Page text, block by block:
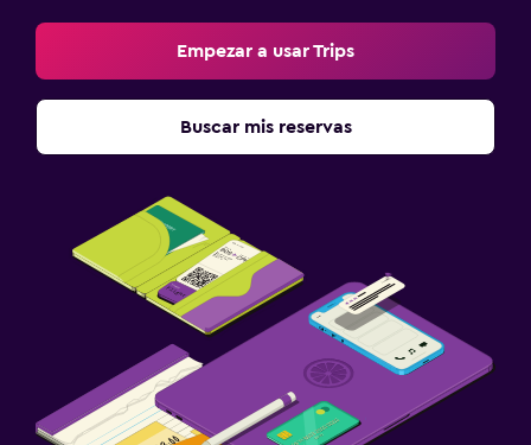
Empezar a usar Trips
Buscar mis reservas